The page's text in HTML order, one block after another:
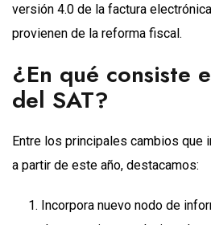
versión 4.0 de la factura
provienen de la reforma fiscal.
¿En qué consiste
del SAT?
Entre los principales cambios que
a partir de este año, destacamos:
Incorpora nuevo nodo de